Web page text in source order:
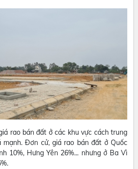
rao bán đất ở các khu vực cách trung
mạnh. Đơn cử, giá rao bán đất ở Quốc
10%, Hưng Yên 26%... nhưng ở Ba Vì